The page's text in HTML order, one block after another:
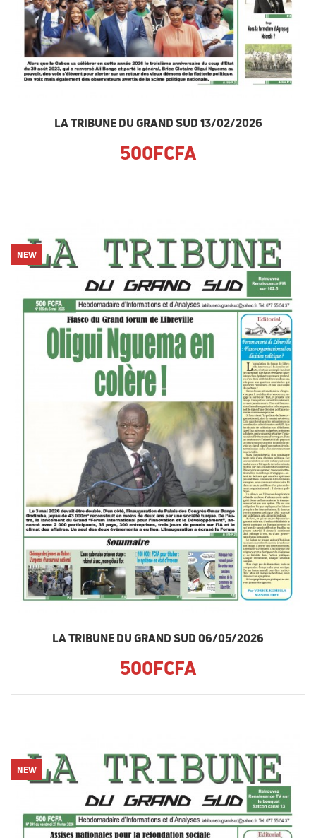
LA TRIBUNE DU GRAND SUD 13/02/2026
500FCFA
NEW
LA TRIBUNE DU GRAND SUD 06/05/2026
500FCFA
NEW